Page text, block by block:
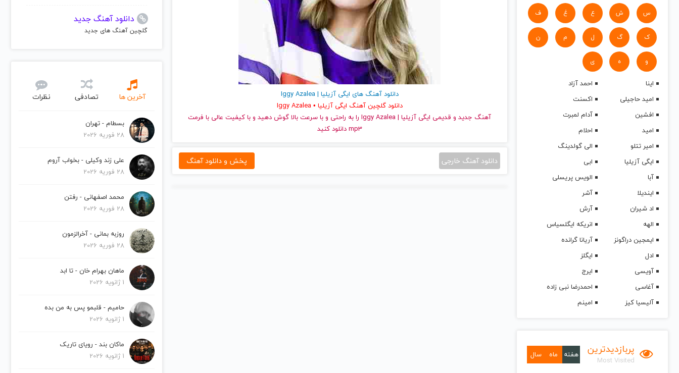
س ش ع غ ف
ک گ ل م ن
و ه ی
اینا
احمد آزاد
امید حاجیلی
اکسنت
افشین
آدام لمبرت
امید
احلام
امیر تتلو
الی گولدینگ
ایگی آزیلیا
ابی
آبا
الویس پریسلی
ایندیلا
آشر
اد شیران
آرش
الهه
انریکه ایگلسیاس
ایمجین دراگونز
آریانا گرانده
ادل
ایگلز
آویسی
ایرج
آغاسی
احمدرضا نبی زاده
آلیسیا کیز
امینم
پربازدیدترین
Most Visited
هفته ماه سال
دانلود آهنگ های ایگی آزیلیا | Iggy Azalea
دانلود گلچین آهنگ ایگی آزیلیا • Iggy Azalea
آهنگ جدید
و قدیمی ایگی آزیلیا | Iggy Azalea را به راحتی و با سرعت بالا گوش دهید و با کیفیت عالی با فرمت
mp3 دانلود کنید
دانلود آهنگ خارجی پخش و دانلود آهنگ
دانلود آهنگ جدید
گلچین آهنگ های جدید
آخرین ها تصادفی نظرات
بسطام - تهران
28 فوریه 2026
علی زند وکیلی - بخواب آروم
28 فوریه 2026
محمد اصفهانی - رفتن
28 فوریه 2026
روزبه بمانی - آخرالزمون
28 فوریه 2026
ماهان بهرام خان - تا ابد
1 ژانویه 2026
حامیم - قلبمو پس به من بده
1 ژانویه 2026
ماکان بند - رویای تاریک
1 ژانویه 2026